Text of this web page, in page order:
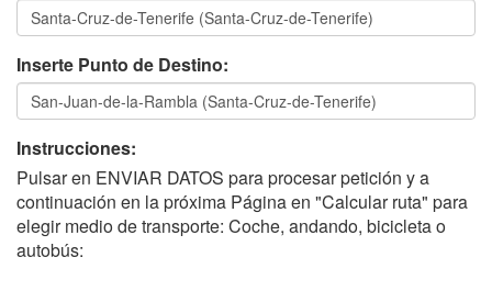
Inserte Punto de Destino:
Instrucciones:
Pulsar en ENVIAR DATOS para procesar petición y a
continuación en la próxima Página en "Calcular ruta" para
elegir medio de transporte: Coche, andando, bicicleta o
autobús: